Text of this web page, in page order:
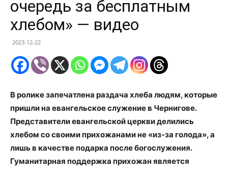
очередь за бесплатным
хлебом» — видео
2023-12-22
В ролике запечатлена раздача хлеба людям, которые
пришли на евангельское служение в Чернигове.
Представители евангельской церкви делились
хлебом со своими прихожанами не «из-за голода», а
лишь в качестве подарка после богослужения.
Гуманитарная поддержка прихожан является